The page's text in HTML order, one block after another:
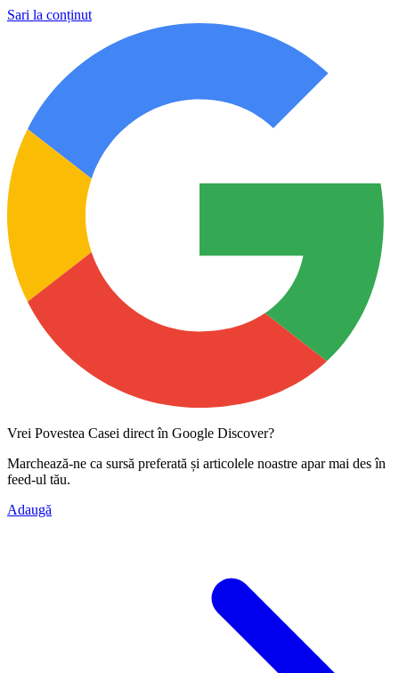
Sari la conținut
Vrei Povestea Casei direct în Google Discover?
Marchează-ne ca sursă preferată și articolele noastre apar mai des în
feed-ul tău.
Adaugă